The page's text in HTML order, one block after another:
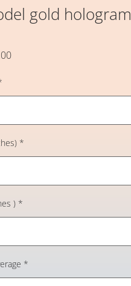
gold hologram
価
*
) *
*